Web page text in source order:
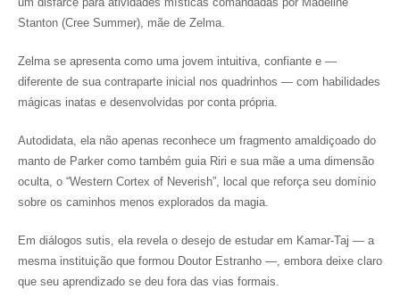
Stanton (Cree Summer), mãe de Zelma.
Zelma se apresenta como uma jovem intuitiva, confiante e —
diferente de sua contraparte inicial nos quadrinhos — com habilidades
mágicas inatas e desenvolvidas por conta própria.
Autodidata, ela não apenas reconhece um fragmento amaldiçoado do
manto de Parker como também guia Riri e sua mãe a uma dimensão
oculta, o “Western Cortex of Neverish”, local que reforça seu domínio
sobre os caminhos menos explorados da magia.
Em diálogos sutis, ela revela o desejo de estudar em Kamar-Taj — a
mesma instituição que formou Doutor Estranho —, embora deixe claro
que seu aprendizado se deu fora das vias formais.